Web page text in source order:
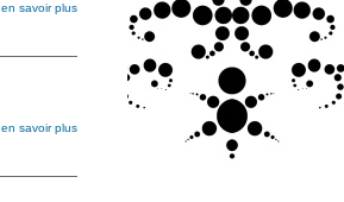
en savoir plus
en savoir plus